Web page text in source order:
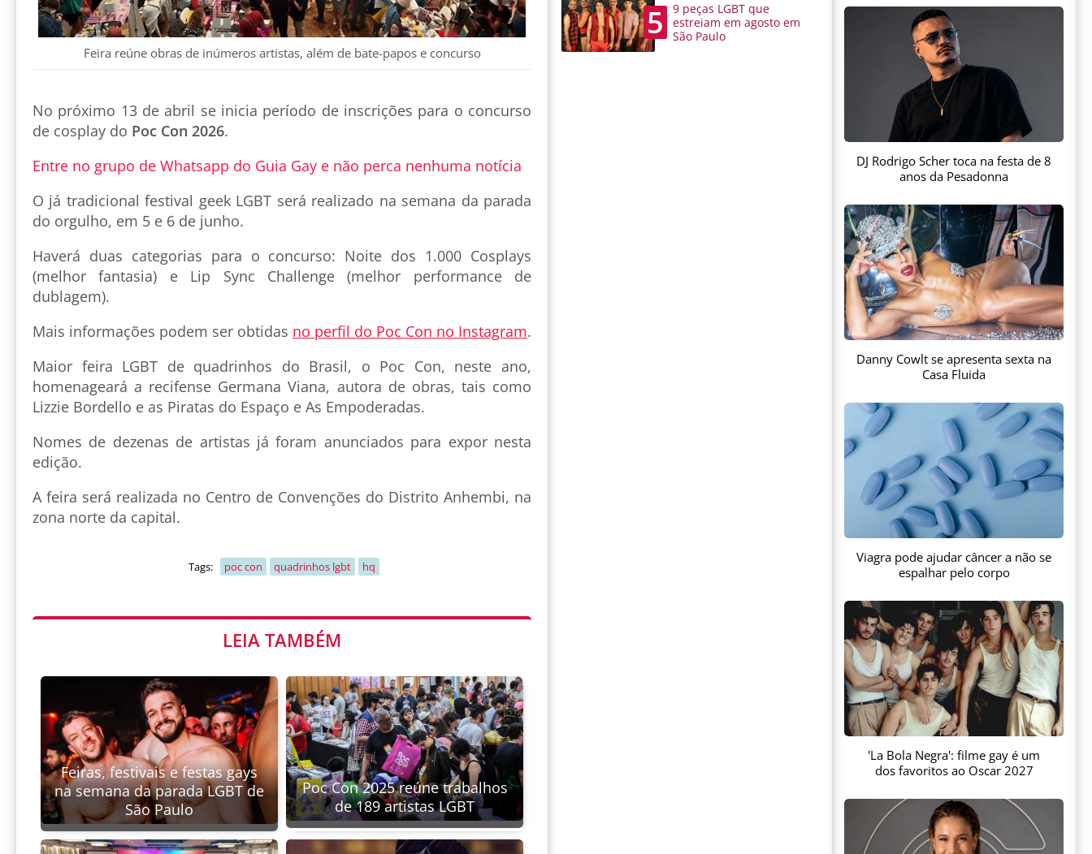
Feira reúne obras de inúmeros artistas, além de bate-papos e concurso
No próximo 13 de abril se inicia período de inscrições para o concurso
de cosplay do Poc Con 2026.
Entre no grupo de Whatsapp do Guia Gay e não perca nenhuma notícia
O já tradicional festival geek LGBT será realizado na semana da parada
do orgulho, em 5 e 6 de junho.
Haverá duas categorias para o concurso: Noite dos 1.000 Cosplays
(melhor fantasia) e Lip Sync Challenge (melhor performance de
dublagem).
Mais informações podem ser obtidas no perfil do Poc Con no Instagram.
Maior feira LGBT de quadrinhos do Brasil, o Poc Con, neste ano,
homenageará a recifense Germana Viana, autora de obras, tais como
Lizzie Bordello e as Piratas do Espaço e As Empoderadas.
Nomes de dezenas de artistas já foram anunciados para expor nesta
edição.
A feira será realizada no Centro de Convenções do Distrito Anhembi, na
zona norte da capital.
Tags: poc con quadrinhos lgbt hq
LEIA TAMBÉM
Feiras, festivais e festas gays
na semana da parada LGBT de
São Paulo
Poc Con 2025 reúne trabalhos
de 189 artistas LGBT
5
9 peças LGBT que
estreiam em agosto em
São Paulo
DJ Rodrigo Scher toca na festa de 8
anos da Pesadonna
Danny Cowlt se apresenta sexta na
Casa Fluida
Viagra pode ajudar câncer a não se
espalhar pelo corpo
'La Bola Negra': filme gay é um
dos favoritos ao Oscar 2027